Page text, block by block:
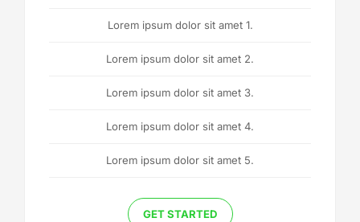
Lorem ipsum dolor sit amet 1.
Lorem ipsum dolor sit amet 2.
Lorem ipsum dolor sit amet 3.
Lorem ipsum dolor sit amet 4.
Lorem ipsum dolor sit amet 5.
GET STARTED